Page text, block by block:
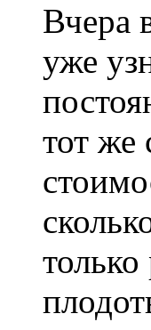
Вчера
уже
тот же